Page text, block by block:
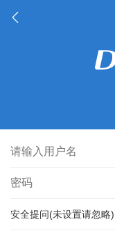
安全提问(未设置请忽略)